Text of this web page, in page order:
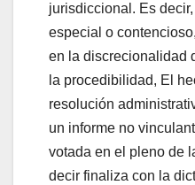
jurisdiccional. Es
especial o
en la discrecionalidad
la procedibilidad, El
resolución
un informe no
votada en el pleno de
decir finaliza con la